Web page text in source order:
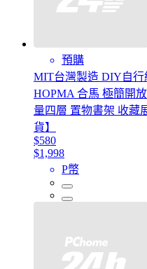
預購
MIT台灣製造 DIY自行
HOPMA 合馬 極簡開
量四層 置物書架 收藏
貨】
$580
$1,998
P幣